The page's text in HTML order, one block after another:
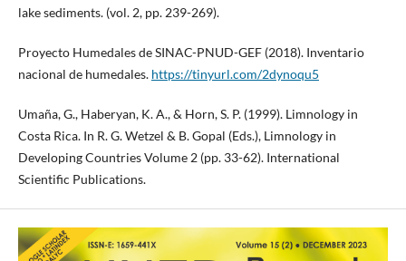
lake sediments. (vol. 2, pp. 239-269).
Proyecto Humedales de SINAC-PNUD-GEF (2018). Inventario
nacional de humedales. https://tinyurl.com/2dynoqu5
Umaña, G., Haberyan, K. A., & Horn, S. P. (1999). Limnology in
Costa Rica. In R. G. Wetzel & B. Gopal (Eds.), Limnology in
Developing Countries Volume 2 (pp. 33-62). International
Scientific Publications.